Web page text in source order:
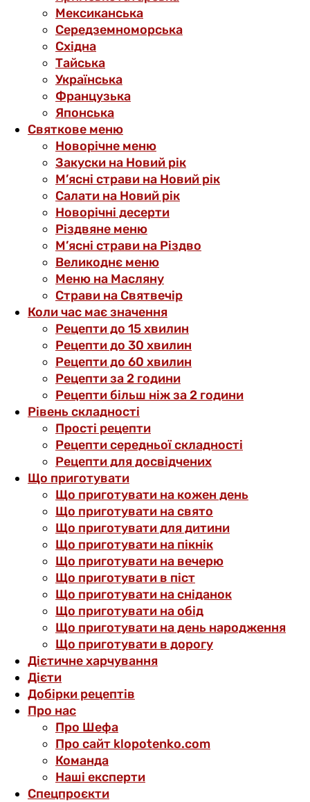
Мексиканська
Середземноморська
Східна
Тайська
Українська
Французька
Японська
Святкове меню
Новорічне меню
Закуски на Новий рік
М’ясні страви на Новий рік
Салати на Новий рік
Новорічні десерти
Різдвяне меню
М’ясні страви на Різдво
Великоднє меню
Меню на Масляну
Страви на Святвечір
Коли час має значення
Рецепти до 15 хвилин
Рецепти до 30 хвилин
Рецепти до 60 хвилин
Рецепти за 2 години
Рецепти більш ніж за 2 години
Рівень складності
Прості рецепти
Рецепти середньої складності
Рецепти для досвідчених
Що приготувати
Що приготувати на кожен день
Що приготувати на свято
Що приготувати для дитини
Що приготувати на пікнік
Що приготувати на вечерю
Що приготувати в піст
Що приготувати на сніданок
Що приготувати на обід
Що приготувати на день народження
Що приготувати в дорогу
Дієтичне харчування
Дієти
Добірки рецептів
Про нас
Про Шефа
Про сайт klopotenko.com
Команда
Наші експерти
Спецпроєкти